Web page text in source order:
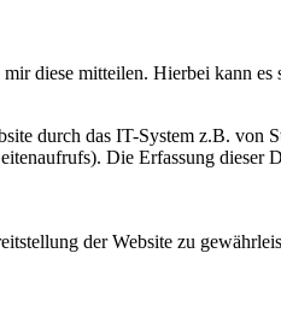
diese mitteilen. Hierbei kann
durch das IT-System z.B. von
Die Erfassung dieser
der Website zu